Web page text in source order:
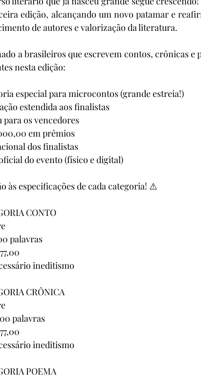
edição, alcançando um novo patamar e
de autores e valorização da literatura.
a brasileiros que escrevem contos, crônicas e
nesta edição:
especial para microcontos (grande estreia!)
estendida aos finalistas
para os vencedores
em prêmios
dos finalistas
do evento (físico e digital)
às especificações de cada categoria! ⚠️
CONTO
palavras
ineditismo
CRÔNICA
palavras
ineditismo
POEMA